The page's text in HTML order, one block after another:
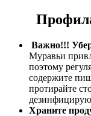
Важно!!!
Муравьи
поэтому
содержите
протирайте
Храните